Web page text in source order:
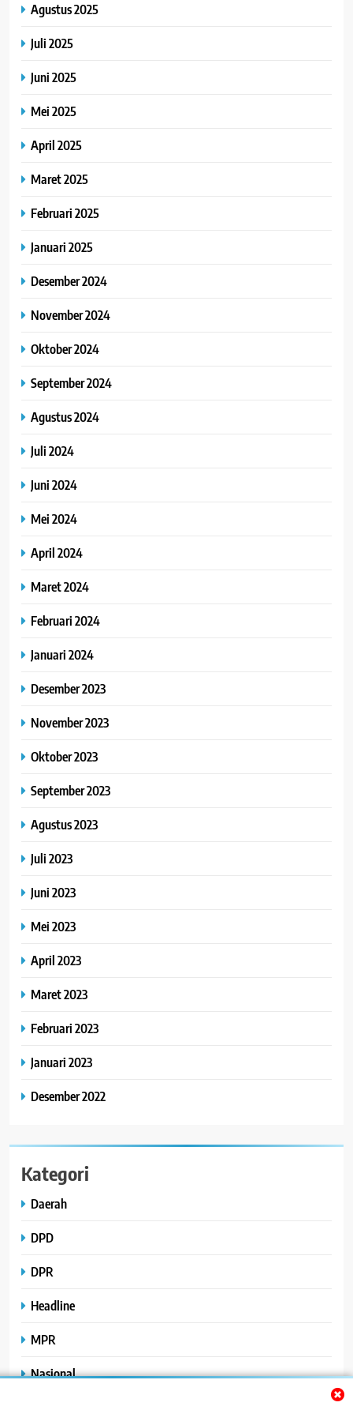
Agustus 2025
Juli 2025
Juni 2025
Mei 2025
April 2025
Maret 2025
Februari 2025
Januari 2025
Desember 2024
November 2024
Oktober 2024
September 2024
Agustus 2024
Juli 2024
Juni 2024
Mei 2024
April 2024
Maret 2024
Februari 2024
Januari 2024
Desember 2023
November 2023
Oktober 2023
September 2023
Agustus 2023
Juli 2023
Juni 2023
Mei 2023
April 2023
Maret 2023
Februari 2023
Januari 2023
Desember 2022
Kategori
Daerah
DPD
DPR
Headline
MPR
Nasional